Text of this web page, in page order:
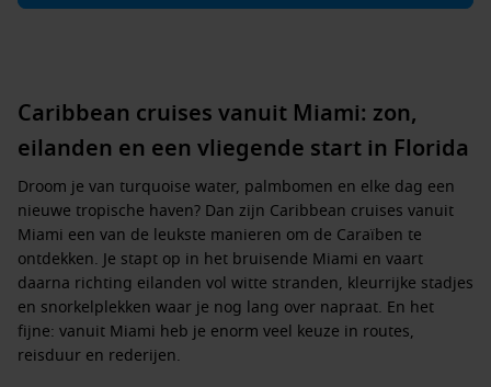
Caribbean cruises vanuit Miami: zon,
eilanden en een vliegende start in Florida
Droom je van turquoise water, palmbomen en elke dag een
nieuwe tropische haven? Dan zijn Caribbean cruises vanuit
Miami een van de leukste manieren om de Caraïben te
ontdekken. Je stapt op in het bruisende Miami en vaart
daarna richting eilanden vol witte stranden, kleurrijke stadjes
en snorkelplekken waar je nog lang over napraat. En het
fijne: vanuit Miami heb je enorm veel keuze in routes,
reisduur en rederijen.